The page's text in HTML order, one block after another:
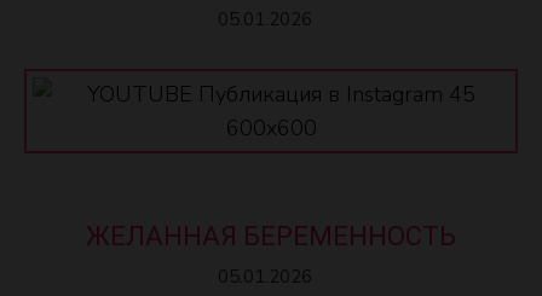
05.01.2026
ЖЕЛАННАЯ БЕРЕМЕННОСТЬ
05.01.2026